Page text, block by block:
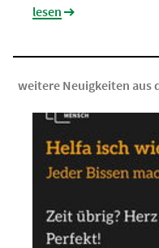
lesen
weitere Neuigkeiten aus